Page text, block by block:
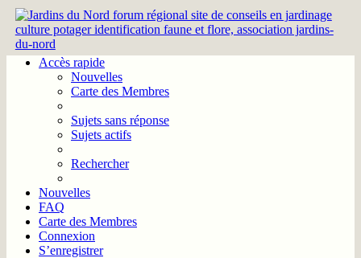
Accès rapide
Nouvelles
Carte des Membres
Sujets sans réponse
Sujets actifs
Rechercher
Nouvelles
FAQ
Carte des Membres
Connexion
S’enregistrer